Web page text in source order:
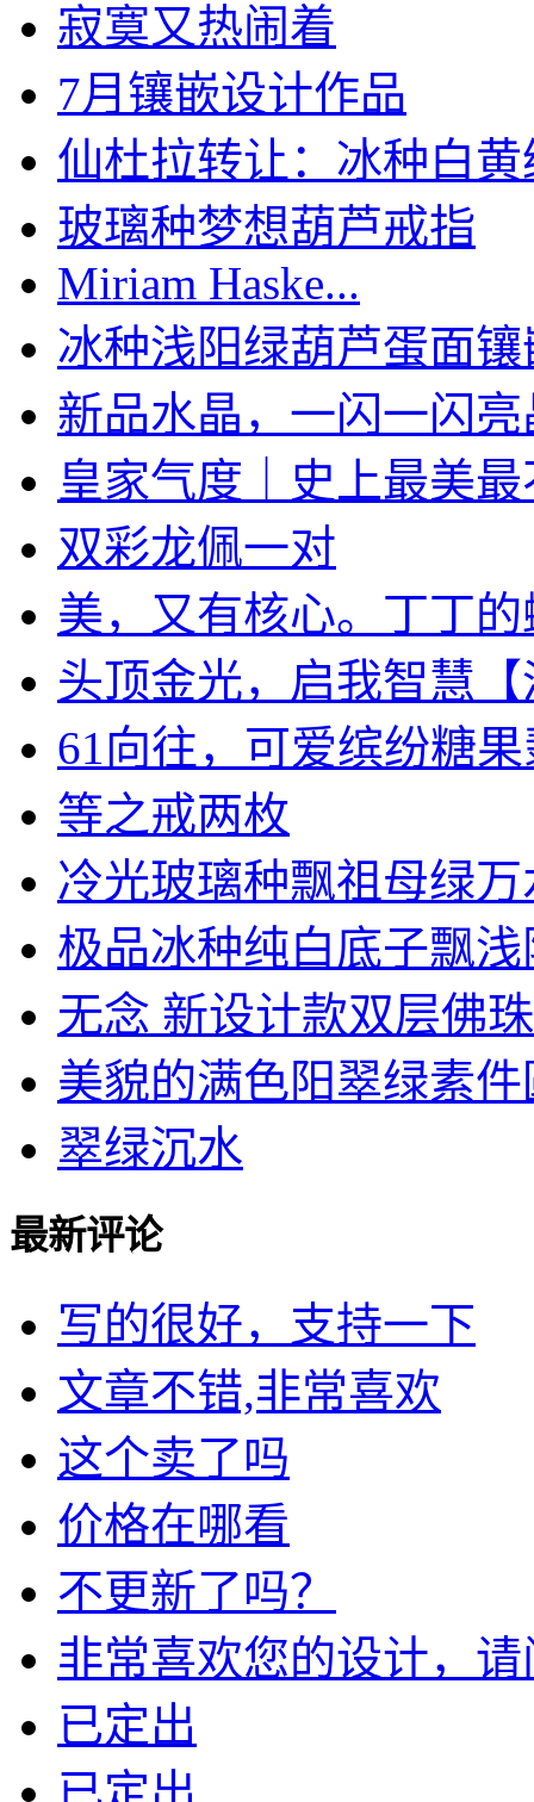
寂寞又热闹着
7月镶嵌设计作品
仙杜拉转让：冰种白黄
玻璃种梦想葫芦戒指
Miriam Haske...
冰种浅阳绿葫芦蛋面镶
新品水晶，一闪一闪亮
皇家气度｜史上最美最
双彩龙佩一对
美，又有核心。丁丁的
头顶金光，启我智慧【
61向往，可爱缤纷糖果
等之戒两枚
冷光玻璃种飘祖母绿万
极品冰种纯白底子飘浅
无念 新设计款双层佛
美貌的满色阳翠绿素件
翠绿沉水
最新评论
写的很好，支持一下
文章不错,非常喜欢
这个卖了吗
价格在哪看
不更新了吗？
非常喜欢您的设计，请
已定出
已定出